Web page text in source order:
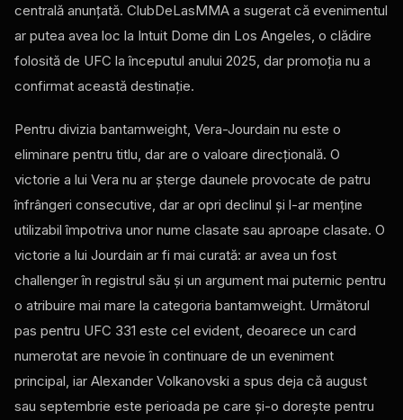
centrală anunțată. ClubDeLasMMA a sugerat că evenimentul
ar putea avea loc la Intuit Dome din Los Angeles, o clădire
folosită de UFC la începutul anului 2025, dar promoția nu a
confirmat această destinație.
Pentru divizia bantamweight, Vera-Jourdain nu este o
eliminare pentru titlu, dar are o valoare direcțională. O
victorie a lui Vera nu ar șterge daunele provocate de patru
înfrângeri consecutive, dar ar opri declinul și l-ar menține
utilizabil împotriva unor nume clasate sau aproape clasate. O
victorie a lui Jourdain ar fi mai curată: ar avea un fost
challenger în registrul său și un argument mai puternic pentru
o atribuire mai mare la categoria bantamweight. Următorul
pas pentru UFC 331 este cel evident, deoarece un card
numerotat are nevoie în continuare de un eveniment
principal, iar Alexander Volkanovski a spus deja că august
sau septembrie este perioada pe care și-o dorește pentru